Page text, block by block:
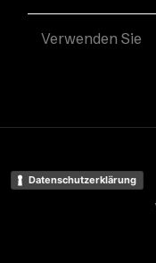
Verwenden Sie
Datenschutzerklärung